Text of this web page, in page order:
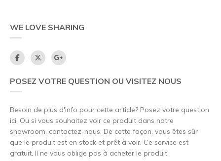
WE LOVE SHARING
POSEZ VOTRE QUESTION OU VISITEZ NOUS
Besoin de plus d'info pour cette article? Posez votre question
ici. Ou si vous souhaitez voir ce produit dans notre
showroom, contactez-nous. De cette façon, vous êtes sûr
que le produit est en stock et prêt à voir. Ce service est
gratuit. Il ne vous oblige pas à acheter le produit.